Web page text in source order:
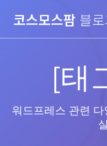
코스모스팜 블
[태
워드프레스 관련